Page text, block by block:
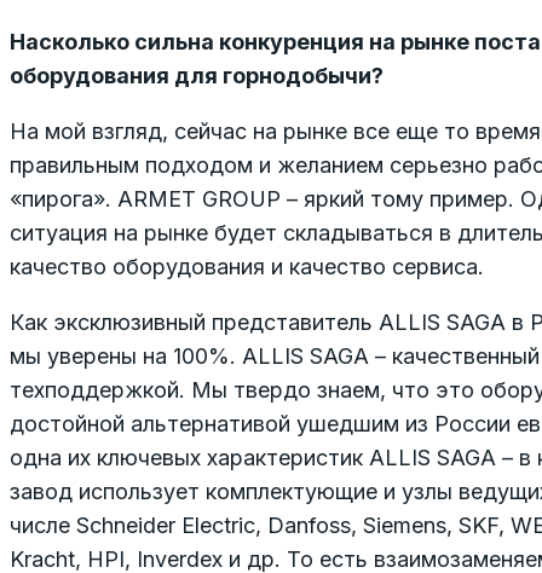
Насколько сильна конкуренция на рынке
оборудования для горнодобычи?
На мой взгляд, сейчас на рынке все еще то
правильным подходом и желанием серьезно
«пирога». ARMET GROUP – яркий тому пример.
ситуация на рынке будет складываться в
качество оборудования и качество сервиса.
Как эксклюзивный представитель ALLIS SAGA в
мы уверены на 100%. ALLIS SAGA –
техподдержкой. Мы твердо знаем, что это
достойной альтернативой ушедшим из России
одна их ключевых характеристик ALLIS SAGA –
завод использует комплектующие и узлы
числе Schneider Electric, Danfoss, Siemens, SKF,
Kracht, HPI, Inverdex и др. То есть